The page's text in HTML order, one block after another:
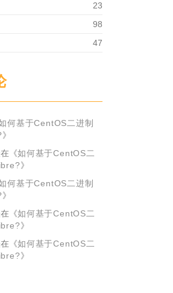
23
98
47
何基于CentOS二进制
》
《如何基于CentOS二
》
何基于CentOS二进制
》
《如何基于CentOS二
》
《如何基于CentOS二
》